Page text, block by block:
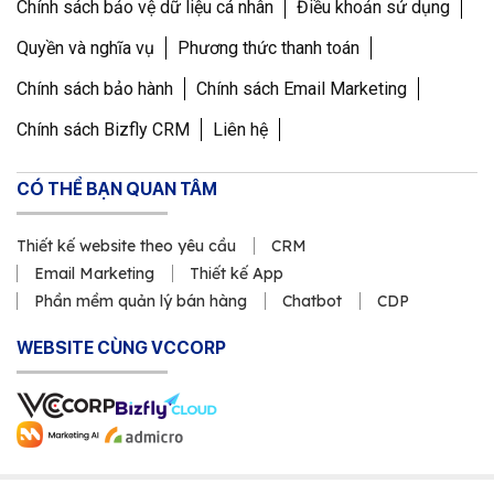
thiết kế website trọn
gói
Website trọn gói và website theo yêu cầu
không đối lập tuyệt đối. Khác biệt nằm ở
mức độ tư vấn, phạm vi tùy chỉnh và cách
kiểm soát rủi ro sau bàn giao. Một số dịch
vụ trọn gói vẫn có phần tùy chỉnh, nhưng
nếu gói chủ yếu dựa trên mẫu có sẵn thì khả
Chính sách bảo vệ dữ liệu cá nhân
Điều khoản sử dụng
Quyền và nghĩa vụ
Phương thức thanh toán
Chính sách bảo hành
Chính sách Email Marketing
Chính sách Bizfly CRM
Liên hệ
CÓ THỂ BẠN QUAN TÂM
Thiết kế website theo yêu cầu
CRM
Email Marketing
Thiết kế App
Phần mềm quản lý bán hàng
Chatbot CDP
WEBSITE CÙNG VCCORP